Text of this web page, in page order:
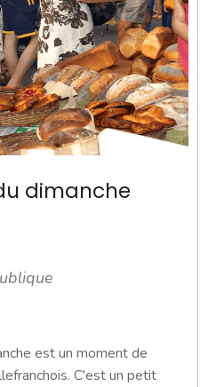
dimanche
est un moment de
C'est un petit